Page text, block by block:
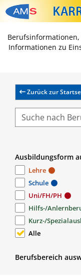
Informationen zu
Zurück zur
Ausbildungsform
Lehre
Schule
Uni/FH/PH
Hilfs-/
Kurz-/
Alle
Berufsbereich